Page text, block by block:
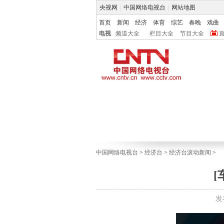
央视网 中国网络电视台 网站地图
首页 新闻 经济 体育 综艺 春晚
戏曲
电视
频道大全 栏目大全 节目大全
中国网络电视台 > 经济台 > 经济台滚动新闻 >
[